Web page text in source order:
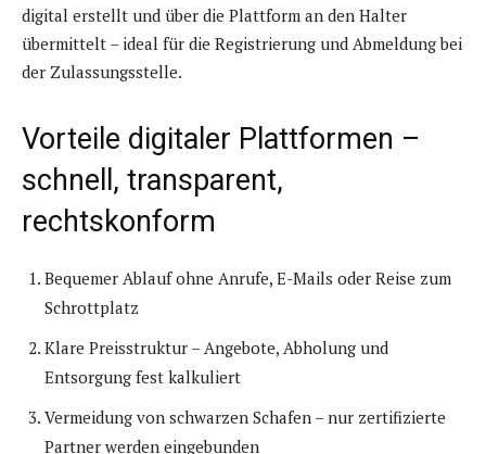
digital erstellt und über die Plattform an den Halter
übermittelt – ideal für die Registrierung und Abmeldung bei
der Zulassungsstelle.
Vorteile digitaler Plattformen –
schnell, transparent,
rechtskonform
Bequemer Ablauf ohne Anrufe, E-Mails oder Reise zum
Schrottplatz
Klare Preisstruktur – Angebote, Abholung und
Entsorgung fest kalkuliert
Vermeidung von schwarzen Schafen – nur zertifizierte
Partner werden eingebunden